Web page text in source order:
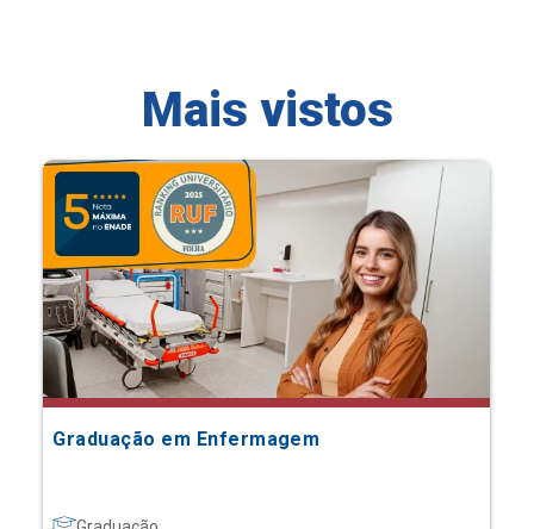
Mais vistos
Graduação em Enfermagem